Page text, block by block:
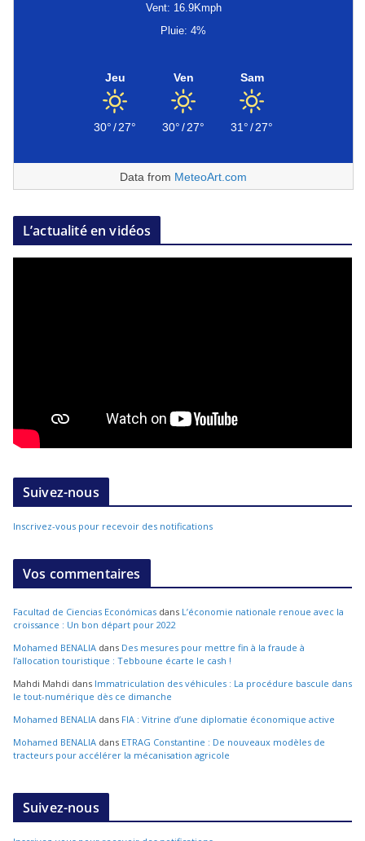
Vent: 16.9Kmph
Pluie: 4%
Jeu
30°/27°
Ven
30°/27°
Sam
31°/27°
Data from MeteoArt.com
L’actualité en vidéos
Suivez-nous
Inscrivez-vous pour recevoir des notifications
Vos commentaires
Facultad de Ciencias Económicas dans L’économie nationale renoue avec la
croissance : Un bon départ pour 2022
Mohamed BENALIA dans Des mesures pour mettre fin à la fraude à
l’allocation touristique : Tebboune écarte le cash !
Mahdi Mahdi dans Immatriculation des véhicules : La procédure bascule dans
le tout-numérique dès ce dimanche
Mohamed BENALIA dans FIA : Vitrine d’une diplomatie économique active
Mohamed BENALIA dans ETRAG Constantine : De nouveaux modèles de
tracteurs pour accélérer la mécanisation agricole
Suivez-nous